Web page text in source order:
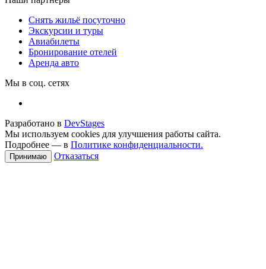
Снять жильё посуточно
Экскурсии и туры
Авиабилеты
Бронирование отелей
Аренда авто
Мы в соц. сетях
Разработано в DevStages
Мы используем cookies для улучшения работы сайта.
Подробнее — в Политике конфиденциальности.
Принимаю Отказаться